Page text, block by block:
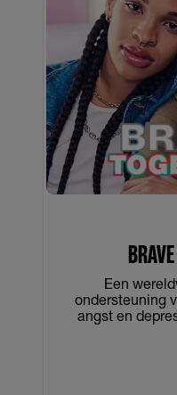
Een
ondersteuning
angst en